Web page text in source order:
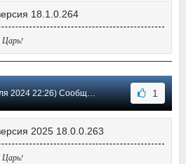
18.1.0.264
Царь!
22:26) Сообщение #56 1
2025 18.0.0.263
Царь!